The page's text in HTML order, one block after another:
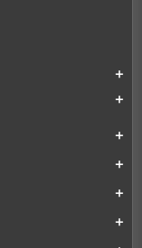
add
add
add
add
add
add